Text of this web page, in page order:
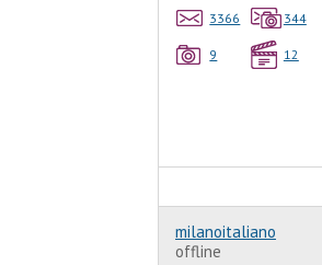
3366 344
9 12
milanoitaliano
offline